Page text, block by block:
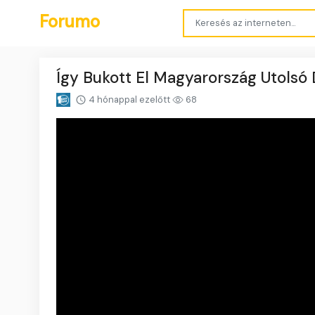
Forumo
Így Bukott El Magyarország Utolsó
4 hónappal ezelőtt 68